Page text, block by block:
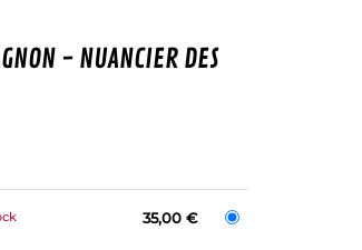
- NUANCIER DES
35,00 €